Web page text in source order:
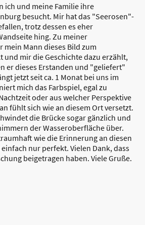
ich und meine Familie ihre
besucht. Mir hat das "Seerosen"-
trotz dessen es eher
hing. Zu meiner
mein Mann dieses Bild zum
und mir die Geschichte dazu erzählt,
er dieses Erstanden und "geliefert"
jetzt seit ca. 1 Monat bei uns im
mich das Farbspiel, egal zu
oder aus welcher Perspektive
fühlt sich wie an diesem Ort versetzt.
die Brücke sogar gänzlich und
der Wasseroberfläche über.
wie die Erinnerung an diesen
nur perfekt. Vielen Dank, dass
beigetragen haben. Viele Gruße.